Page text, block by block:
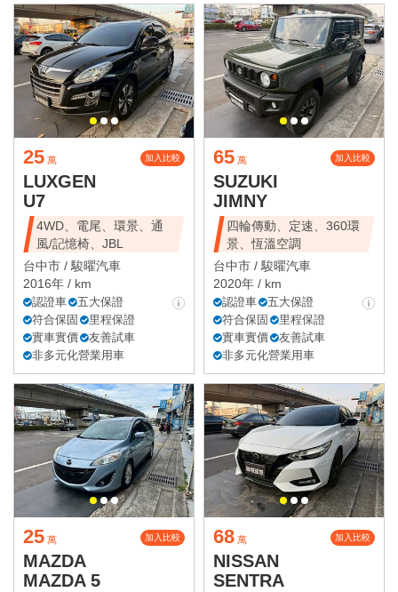
25 萬 加入比較
LUXGEN
U7
4WD、電尾、環景、通
風/記憶椅、JBL
台中市 /駿曜汽車
2016年 / km
認證車
五大保證
符合保固
里程保證
實車實價
友善試車
非多元化營業用車
65 萬 加入比較
SUZUKI
JIMNY
四輪傳動、定速、360環
景、恆溫空調
台中市 /駿曜汽車
2020年 / km
認證車
五大保證
符合保固
里程保證
實車實價
友善試車
非多元化營業用車
25 萬 加入比較
MAZDA
MAZDA 5
68 萬 加入比較
NISSAN
SENTRA